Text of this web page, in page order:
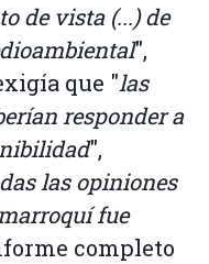
de vista (...) de
",
que "las
responder a
",
las opiniones
fue
completo